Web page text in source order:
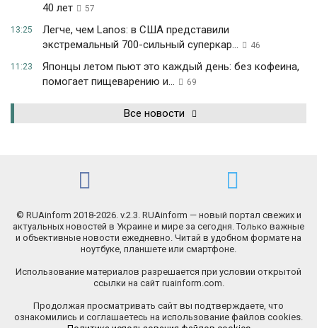
40 лет
57
13:25
Легче, чем Lanos: в США представили
экстремальный 700-сильный суперкар...
46
11:23
Японцы летом пьют это каждый день: без кофеина,
помогает пищеварению и...
69
Все новости
© RUAinform 2018-2026. v.2.3. RUAinform — новый портал свежих и
актуальных новостей в Украине и мире за сегодня. Только важные
и объективные новости ежедневно. Читай в удобном формате на
ноутбуке, планшете или смартфоне.
Использование материалов разрешается при условии открытой
ссылки на сайт ruainform.com.
Продолжая просматривать сайт вы подтверждаете, что
ознакомились и соглашаетесь на использование файлов cookies.